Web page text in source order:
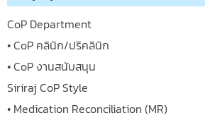
CoP Department
• CoP คลินิก/ปริคลินิก
• CoP งานสนับสนุน
Siriraj CoP Style
• Medication Reconciliation (MR)